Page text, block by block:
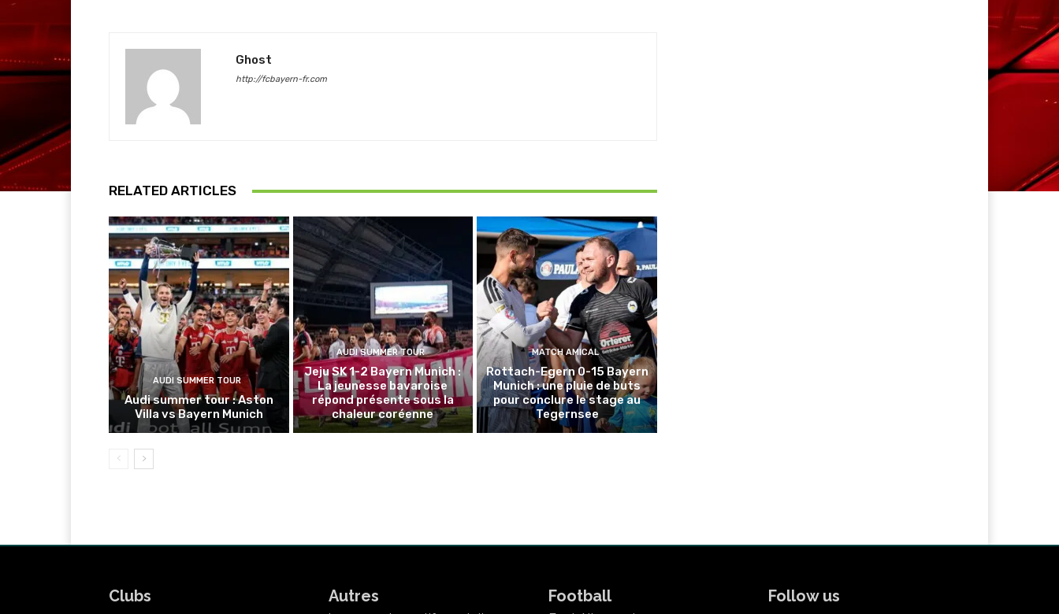
Ghost
http://fcbayern-fr.com
RELATED ARTICLES
AUDI SUMMER TOUR
Audi summer tour : Aston
Villa vs Bayern Munich
AUDI SUMMER TOUR
Jeju SK 1-2 Bayern Munich :
La jeunesse bavaroise
répond présente sous la
chaleur coréenne
MATCH AMICAL
Rottach-Egern 0-15 Bayern
Munich : une pluie de buts
pour conclure le stage au
Tegernsee
Clubs Autres Football Follow us